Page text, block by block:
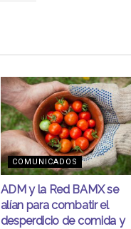
COMUNICADOS
ADM y la Red BAMX se
alían para combatir el
desperdicio de comida y